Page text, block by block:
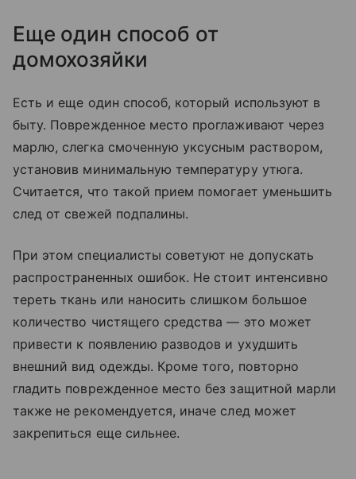
Еще один способ от
домохозяйки
Есть и еще один способ, который используют в
быту. Поврежденное место проглаживают через
марлю, слегка смоченную уксусным раствором,
установив минимальную температуру утюга.
Считается, что такой прием помогает уменьшить
след от свежей подпалины.
При этом специалисты советуют не допускать
распространенных ошибок. Не стоит интенсивно
тереть ткань или наносить слишком большое
количество чистящего средства — это может
привести к появлению разводов и ухудшить
внешний вид одежды. Кроме того, повторно
гладить поврежденное место без защитной марли
также не рекомендуется, иначе след может
закрепиться еще сильнее.